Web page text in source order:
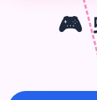
🎮